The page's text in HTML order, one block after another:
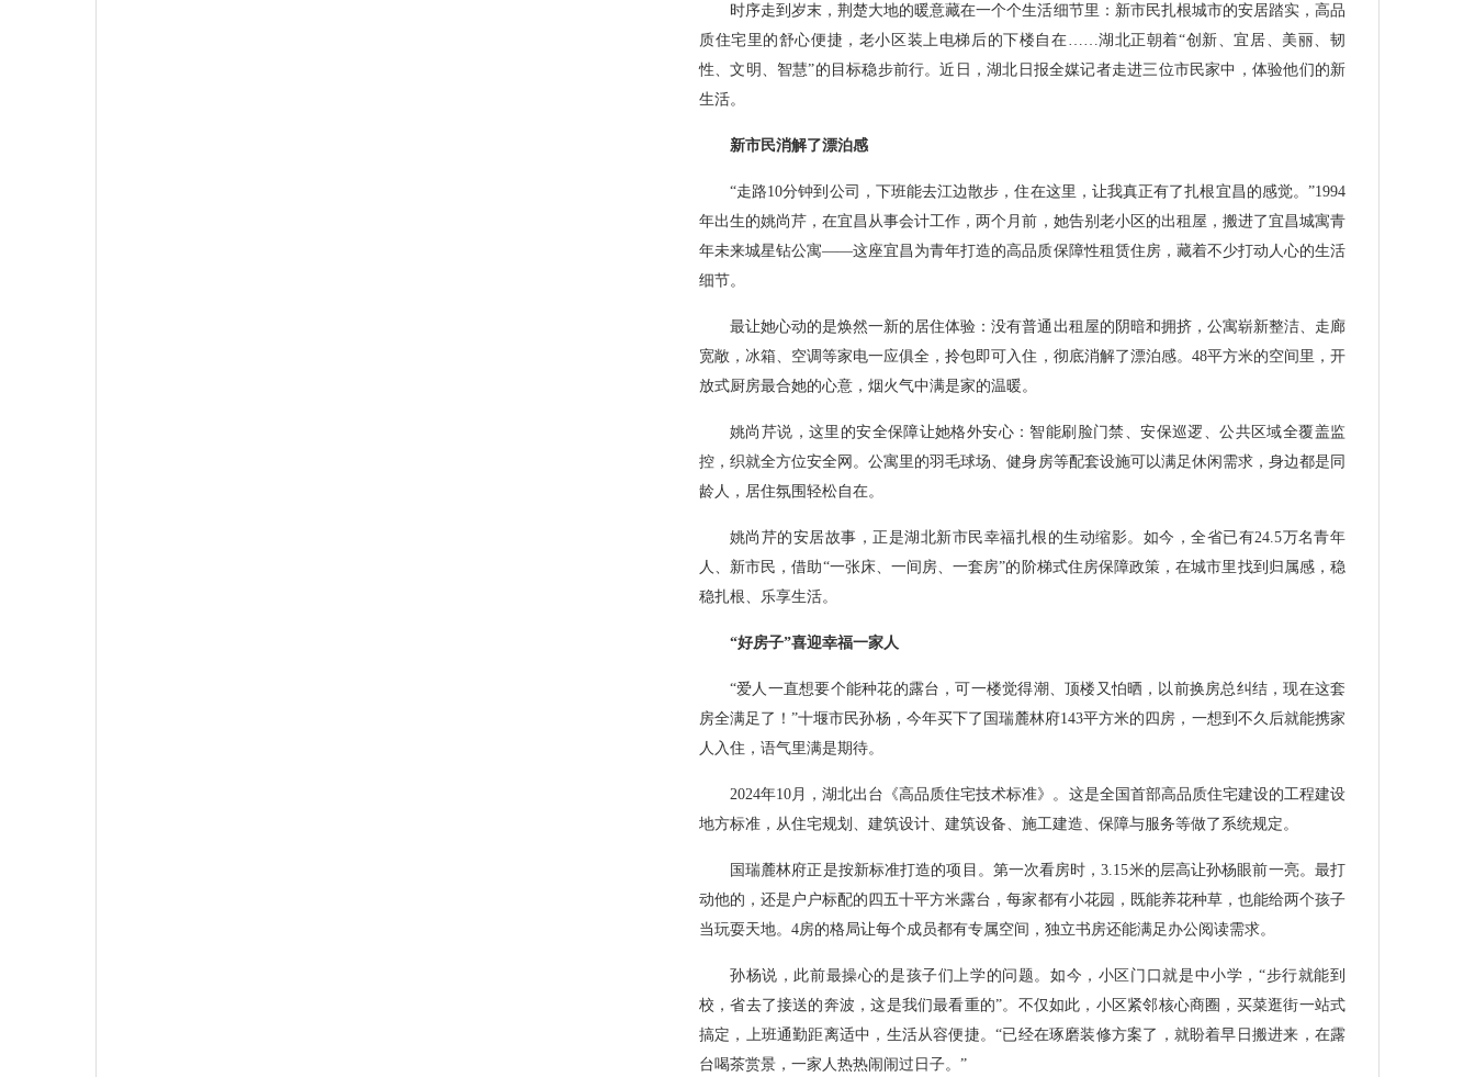
时序走到岁末，荆楚大地的暖意藏在一个个生活细节里：新市民扎根城市的安居踏实，高品
质住宅里的舒心便捷，老小区装上电梯后的下楼自在……湖北正朝着“创新、宜居、美丽、韧
性、文明、智慧”的目标稳步前行。近日，湖北日报全媒记者走进三位市民家中，体验他们的新
生活。
新市民消解了漂泊感
“走路10分钟到公司，下班能去江边散步，住在这里，让我真正有了扎根宜昌的感觉。”1994
年出生的姚尚芹，在宜昌从事会计工作，两个月前，她告别老小区的出租屋，搬进了宜昌城寓青
年未来城星钻公寓——这座宜昌为青年打造的高品质保障性租赁住房，藏着不少打动人心的生活
细节。
最让她心动的是焕然一新的居住体验：没有普通出租屋的阴暗和拥挤，公寓崭新整洁、走廊
宽敞，冰箱、空调等家电一应俱全，拎包即可入住，彻底消解了漂泊感。48平方米的空间里，开
放式厨房最合她的心意，烟火气中满是家的温暖。
姚尚芹说，这里的安全保障让她格外安心：智能刷脸门禁、安保巡逻、公共区域全覆盖监
控，织就全方位安全网。公寓里的羽毛球场、健身房等配套设施可以满足休闲需求，身边都是同
龄人，居住氛围轻松自在。
姚尚芹的安居故事，正是湖北新市民幸福扎根的生动缩影。如今，全省已有24.5万名青年
人、新市民，借助“一张床、一间房、一套房”的阶梯式住房保障政策，在城市里找到归属感，稳
稳扎根、乐享生活。
“好房子”喜迎幸福一家人
“爱人一直想要个能种花的露台，可一楼觉得潮、顶楼又怕晒，以前换房总纠结，现在这套
房全满足了！”十堰市民孙杨，今年买下了国瑞麓林府143平方米的四房，一想到不久后就能携家
人入住，语气里满是期待。
2024年10月，湖北出台《高品质住宅技术标准》。这是全国首部高品质住宅建设的工程建设
地方标准，从住宅规划、建筑设计、建筑设备、施工建造、保障与服务等做了系统规定。
国瑞麓林府正是按新标准打造的项目。第一次看房时，3.15米的层高让孙杨眼前一亮。最打
动他的，还是户户标配的四五十平方米露台，每家都有小花园，既能养花种草，也能给两个孩子
当玩耍天地。4房的格局让每个成员都有专属空间，独立书房还能满足办公阅读需求。
孙杨说，此前最操心的是孩子们上学的问题。如今，小区门口就是中小学，“步行就能到
校，省去了接送的奔波，这是我们最看重的”。不仅如此，小区紧邻核心商圈，买菜逛街一站式
搞定，上班通勤距离适中，生活从容便捷。“已经在琢磨装修方案了，就盼着早日搬进来，在露
台喝茶赏景，一家人热热闹闹过日子。”